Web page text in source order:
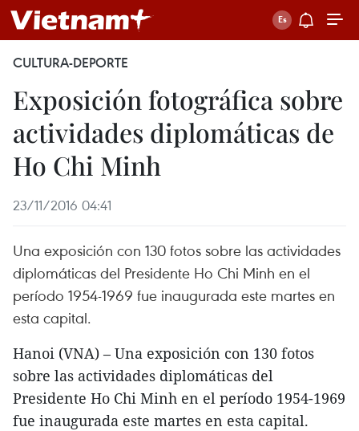
CULTURA-DEPORTE
Exposición fotográfica sobre
actividades diplomáticas de
Ho Chi Minh
23/11/2016 04:41
Una exposición con 130 fotos sobre las actividades
diplomáticas del Presidente Ho Chi Minh en el
período 1954-1969 fue inaugurada este martes en
esta capital.
Hanoi (VNA) – Una exposición con 130 fotos
sobre las actividades diplomáticas del
Presidente Ho Chi Minh en el período 1954-1969
fue inaugurada este martes en esta capital.